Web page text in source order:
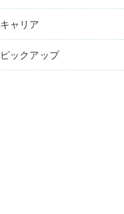
キャリア
ピックアップ